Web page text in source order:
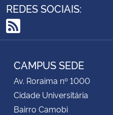
REDES SOCIAIS:
RSS
CAMPUS SEDE
Av. Roraima nº 1000
Cidade Universitária
Bairro Camobi